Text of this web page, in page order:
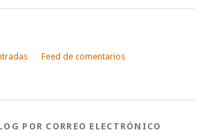
Feed de comentarios
POR CORREO ELECTRÓNICO